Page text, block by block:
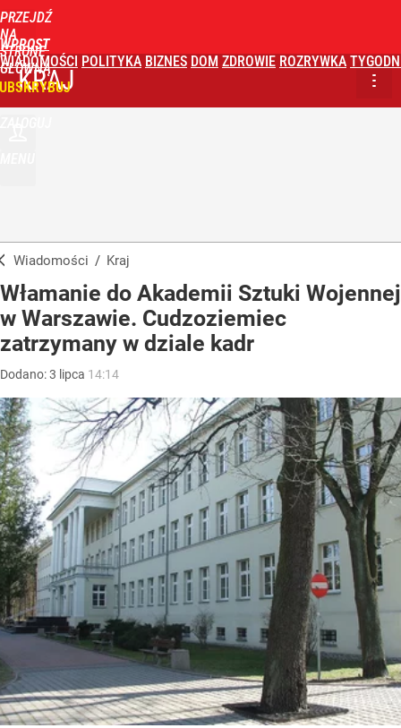
PRZEJDŹ
NA
STRONĘ
GŁÓWNĄ
WPROST
WIADOMOŚCI POLITYKA BIZNES DOM ZDROWIE ROZRYWKA
KRAJ
Wiadomości / Kraj
Włamanie do Akademii Sztuki Wojennej
w Warszawie. Cudzoziemiec
zatrzymany w dziale kadr
Dodano:3 lipca 14:14